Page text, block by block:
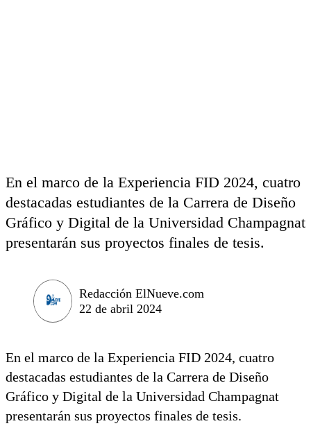
En el marco de la Experiencia FID 2024, cuatro
destacadas estudiantes de la Carrera de Diseño
Gráfico y Digital de la Universidad Champagnat
presentarán sus proyectos finales de tesis.
Redacción ElNueve.com
22 de abril 2024
En el marco de la Experiencia FID 2024, cuatro
destacadas estudiantes de la Carrera de Diseño
Gráfico y Digital de la Universidad Champagnat
presentarán sus proyectos finales de tesis.